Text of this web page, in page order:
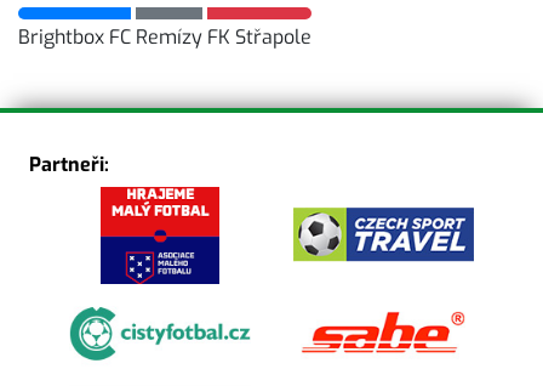
Brightbox FC Remízy FK Střapole
Partneři: